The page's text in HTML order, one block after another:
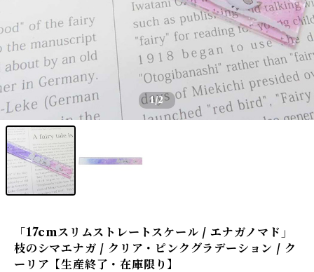
1/2
「17cmスリムストレートスケール / エナガノマド」
枝のシマエナガ / クリア・ピンクグラデーション / ク
ーリア【生産終了・在庫限り】